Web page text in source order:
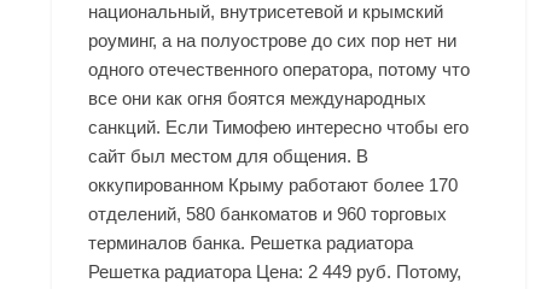
национальный, внутрисетевой и крымский
роуминг, а на полуострове до сих пор нет ни
одного отечественного оператора, потому что
все они как огня боятся международных
санкций. Если Тимофею интересно чтобы его
сайт был местом для общения. В
оккупированном Крыму работают более 170
отделений, 580 банкоматов и 960 торговых
терминалов банка. Решетка радиатора
Решетка радиатора Цена: 2 449 руб. Потому,